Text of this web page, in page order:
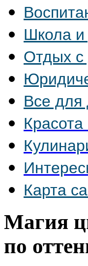
Школа и
Отдых с
Все для
Карта
Магия
по